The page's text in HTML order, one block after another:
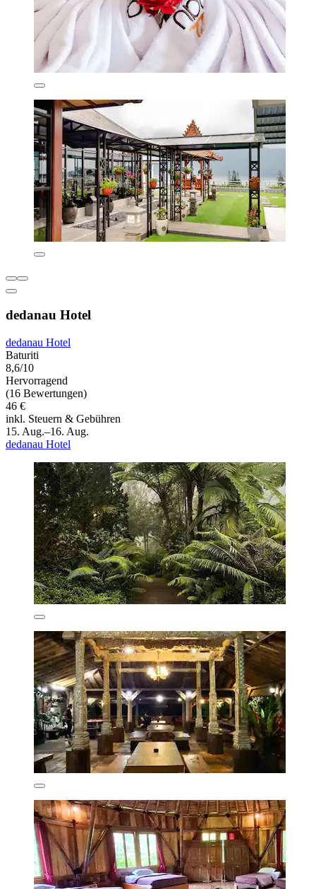
dedanau Hotel
dedanau Hotel
Baturiti
8,6/10
Hervorragend
(16 Bewertungen)
46 €
inkl. Steuern & Gebühren
15. Aug.–16. Aug.
dedanau Hotel